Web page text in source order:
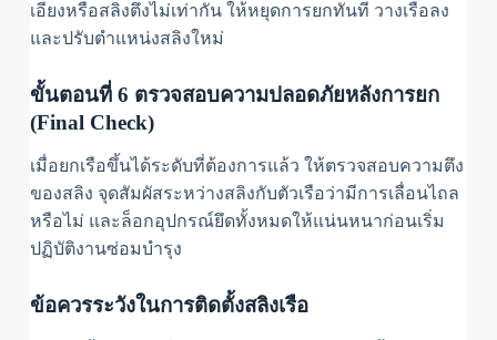
เอียงหรือสลิงตึงไม่เท่ากัน ให้หยุดการยกทันที วางเรือลง
และปรับตำแหน่งสลิงใหม่
ขั้นตอนที่ 6 ตรวจสอบความปลอดภัยหลังการยก
(Final Check)
เมื่อยกเรือขึ้นได้ระดับที่ต้องการแล้ว ให้ตรวจสอบความตึง
ของสลิง จุดสัมผัสระหว่างสลิงกับตัวเรือว่ามีการเลื่อนไถล
หรือไม่ และล็อกอุปกรณ์ยึดทั้งหมดให้แน่นหนาก่อนเริ่ม
ปฏิบัติงานซ่อมบำรุง
ข้อควรระวังในการติดตั้งสลิงเรือ